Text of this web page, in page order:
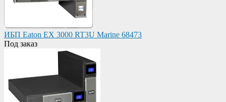
ИБП Eaton EX 3000 RT3U Marine 68473
Под заказ